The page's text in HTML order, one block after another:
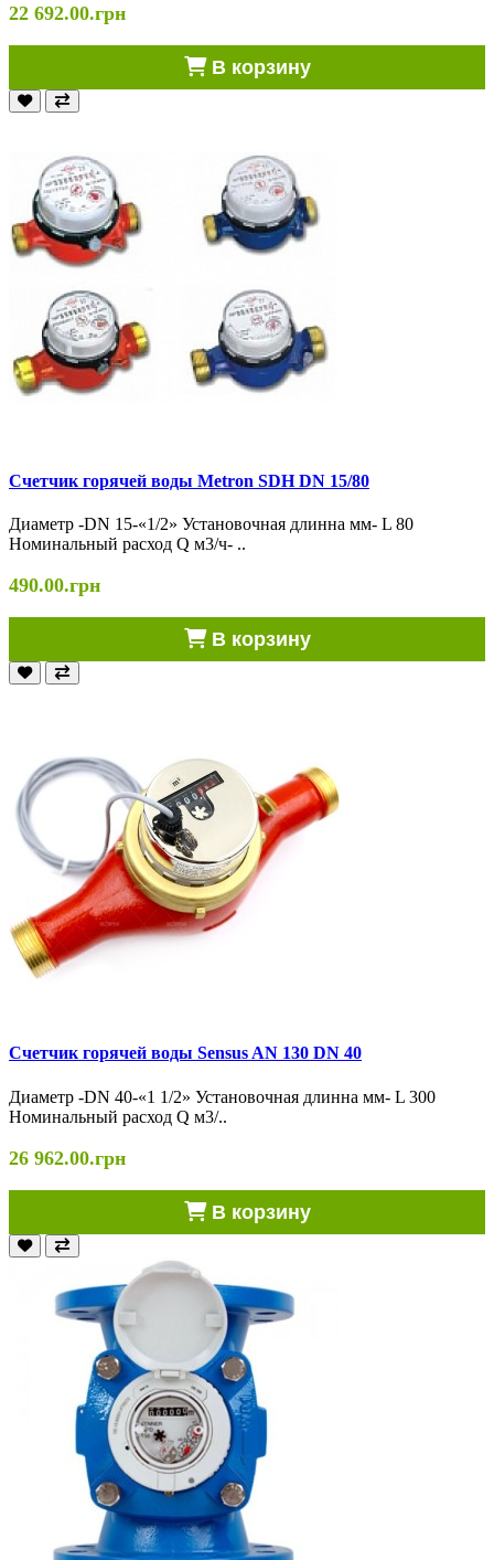
22 692.00.грн
В корзину
Счетчик горячей воды Metron SDH DN 15/80
Диаметр -DN 15-«1/2» Установочная длинна мм- L 80
Номинальный расход Q м3/ч- ..
490.00.грн
В корзину
Счетчик горячей воды Sensus AN 130 DN 40
Диаметр -DN 40-«1 1/2» Установочная длинна мм- L 300
Номинальный расход Q м3/..
26 962.00.грн
В корзину